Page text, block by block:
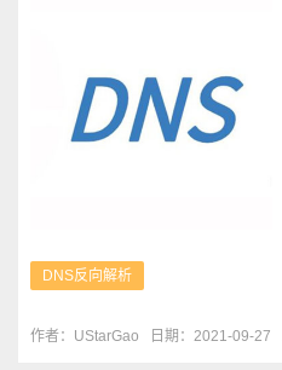
DNS反向解析
作者：UStarGao 日期：2021-09-27